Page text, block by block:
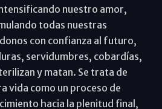
nuestro amor,
todas nuestras
con confianza al futuro,
servidumbres, cobardías,
y matan. Se trata de
vida como un proceso de
hacia la plenitud final,